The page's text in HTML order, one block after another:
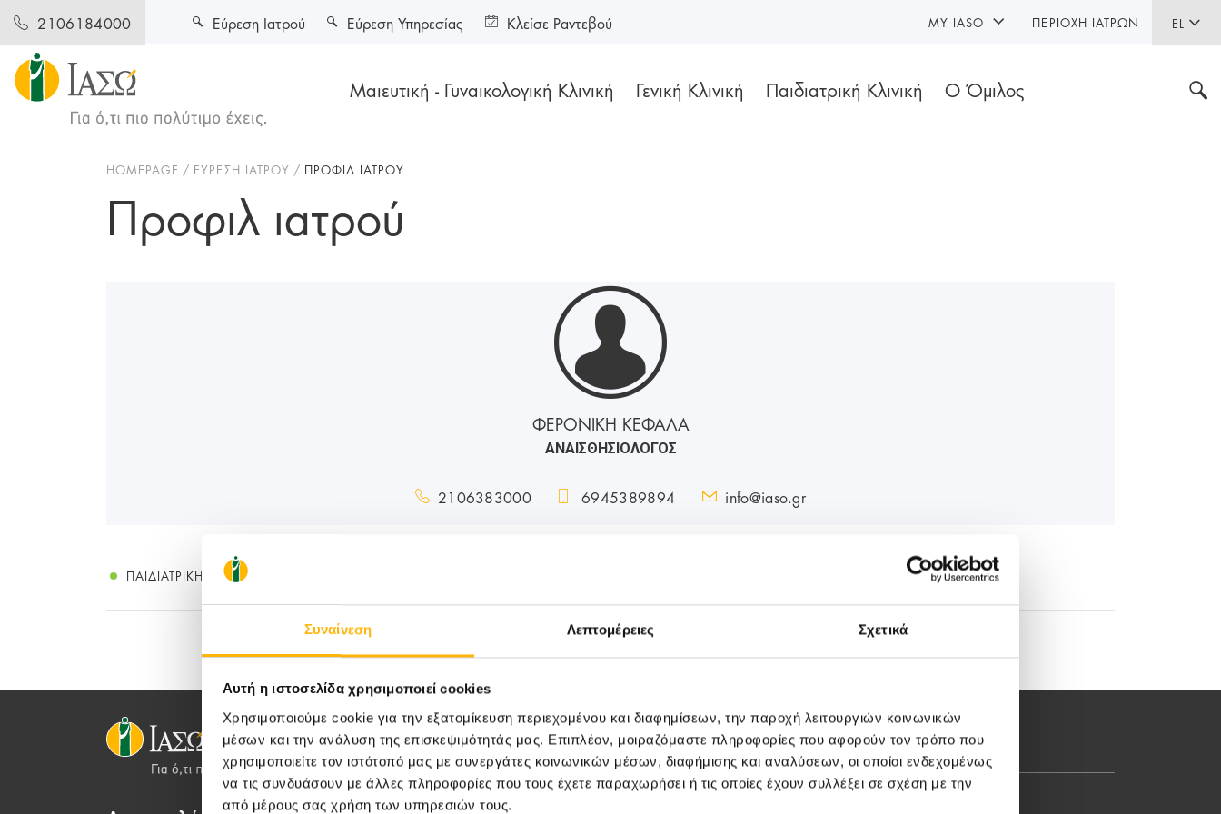
Συναίνεση Λεπτομέρειες Σχετικά
Αυτή η ιστοσελίδα χρησιμοποιεί cookies
Χρησιμοποιούμε cookie για την εξατομίκευση περιεχομένου και διαφημίσεων, την παροχή λειτουργιών κοινωνικών
μέσων και την ανάλυση της επισκεψιμότητάς μας. Επιπλέον, μοιραζόμαστε πληροφορίες που αφορούν τον τρόπο που
χρησιμοποιείτε τον ιστότοπό μας με συνεργάτες κοινωνικών μέσων, διαφήμισης και αναλύσεων, οι οποίοι ενδεχομένως
να τις συνδυάσουν με άλλες πληροφορίες που τους έχετε παραχωρήσει ή τις οποίες έχουν συλλέξει σε σχέση με την
από μέρους σας χρήση των υπηρεσιών τους.
2106184000 EL
Μαιευτική - Γυναικολογική Κλινική Γενική Κλινική Παιδιατρική Κλινική Ο Όμιλος
Εύρεση Ιατρού Εύρεση Υπηρεσίας Κλείσε Ραντεβού MY IASO ΠΕΡΙΟΧΉ ΙΑΤΡΏΝ
HOMEPAGE ΕΥΡΕΣΗ ΙΑΤΡΟΥ ΠΡΟΦΙΛ ΙΑΤΡΟΥ
Προφιλ ιατρού
ΦΕΡΟΝΙΚΗ ΚΕΦΑΛΑ
ΑΝΑΙΣΘΗΣΙΟΛΟΓΟΣ
2106383000 6945389894 info@iaso.gr
ΠΑΙΔΙΑΤΡΙΚΉ